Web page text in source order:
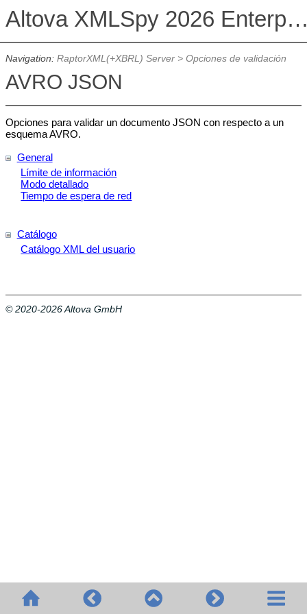
Altova XMLSpy 2026
Navigation: RaptorXML(+XBRL) Server> Opciones de validación
AVRO JSON
Opciones para validar un documento JSON con respecto a un
esquema AVRO.
General
Límite de información
Modo detallado
Tiempo de espera de red
Catálogo
Catálogo XML del usuario
© 2020-2026 Altova GmbH